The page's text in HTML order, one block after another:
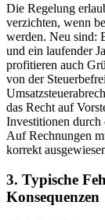
Die Regelung
verzichten, wenn
werden. Neu sind:
und ein laufender
profitieren auch
von der
das Recht auf
Investitionen durch
Auf Rechnungen
korrekt
3. Typische
Konsequenzen